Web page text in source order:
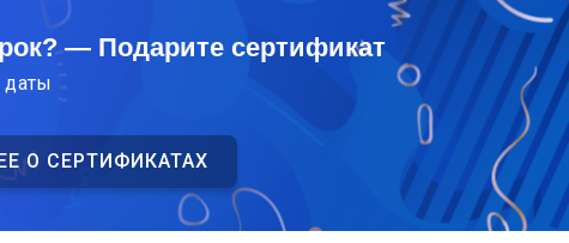
— Подарите сертификат
даты
О СЕРТИФИКАТАХ